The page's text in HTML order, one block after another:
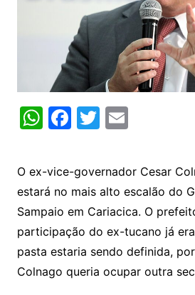
W
at
s
A
p
p
F
c
e
b
o
o
k
T
itt
er
E
ai
l
O ex-vice-governador Cesar
estará no mais alto escalão do
Sampaio em Cariacica. O
participação do ex-tucano já
pasta estaria sendo definida,
Colnago queria ocupar outra